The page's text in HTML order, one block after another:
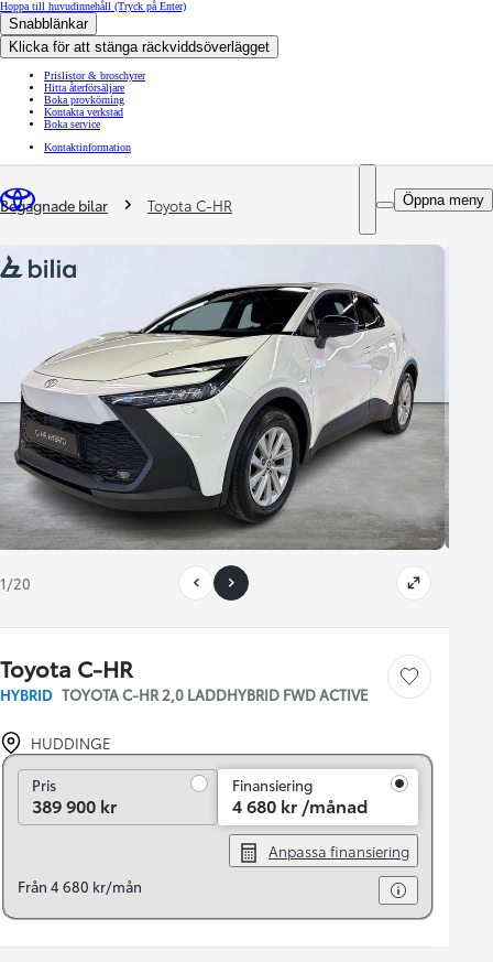
Hoppa till huvudinnehåll (Tryck på Enter)
Snabblänkar
Klicka för att stänga räckviddsöverlägget
Prislistor & broschyrer
Hitta återförsäljare
Boka provkörning
Kontakta verkstad
Boka service
Kontaktinformation
Öppna meny
You are here
Begagnade bilar Toyota C-HR
1/20
Toyota C-HR
HYBRID TOYOTA C-HR 2,0 LADDHYBRID FWD ACTIVE
Save car
HUDDINGE
PrisPris
389 900 kr
Finansiering
4 680 kr /månad
Anpassa finansiering
Från 4 680 kr/mån